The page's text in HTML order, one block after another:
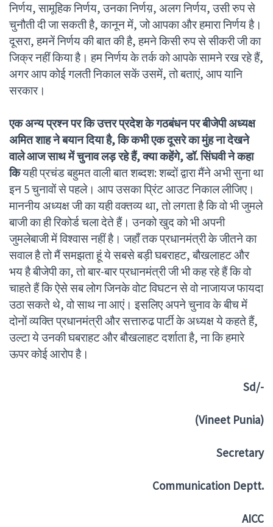
निर्णय, सामूहिक निर्णय, उनका निर्णय़, अलग निर्णय, उसी रुप से
चुनौती दी जा सकती है, कानून में, जो आपका और हमारा निर्णय है।
दूसरा, हमनें निर्णय की बात की है, हमने किसी रुप से सीकरी जी का
जिक्र नहीं किया है। हम निर्णय के तर्क को आपके सामने रख रहे हैं,
अगर आप कोई गलती निकाल सकें उसमें, तो बताएं, आप यानि
सरकार।
एक अन्य प्रश्न पर कि उत्तर प्रदेश के गठबंधन पर बीजेपी अध्यक्ष
अमित शाह ने बयान दिया है, कि कभी एक दूसरे का मुंह ना देखने
वाले आज साथ में चुनाव लड़ रहे हैं, क्या कहेंगे, डॉ. सिंघवी ने कहा
कियही प्रचंड बहुमत वाली बात शब्दश: शब्दों द्वारा मैंने अभी सुना था
इन 5 चुनावों से पहले। आप उसका प्रिंट आउट निकाल लीजिए।
माननीय अध्यक्ष जी का यही वक्तव्य था, तो लगता है कि वो भी जुमले
बाजी का ही रिकोर्ड चला देते हैं। उनको खुद को भी अपनी
जुमलेबाजी में विश्वास नहीं है। जहाँ तक प्रधानमंत्री के जीतने का
सवाल है तो मैं समझता हूं ये सबसे बड़ी घबराहट, बौखलाहट और
भय है बीजेपी का, तो बार-बार प्रधानमंत्री जी भी कह रहे हैं कि वो
चाहते हैं कि ऐसे सब लोग जिनके वोट विघटन से वो नाजायज फायदा
उठा सकते थे, वो साथ ना आएं। इसलिए अपने चुनाव के बीच में
दोनों व्यक्ति प्रधानमंत्री और सत्तारुढ पार्टी के अध्यक्ष ये कहते हैं,
उल्टा ये उनकी घबराहट और बौखलाहट दर्शाता है, ना कि हमारे
ऊपर कोई आरोप है।
Sd/-
(Vineet Punia)
Secretary
Communication Deptt.
AICC